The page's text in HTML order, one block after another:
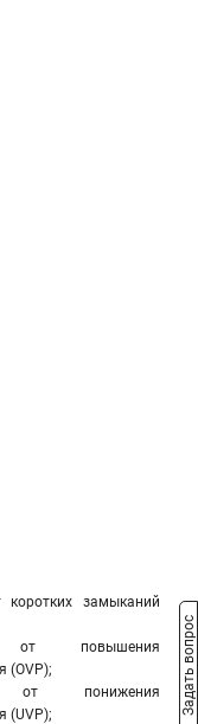
замыканий
от повышения
(OVP);
от понижения
(UVP);
Задать вопрос